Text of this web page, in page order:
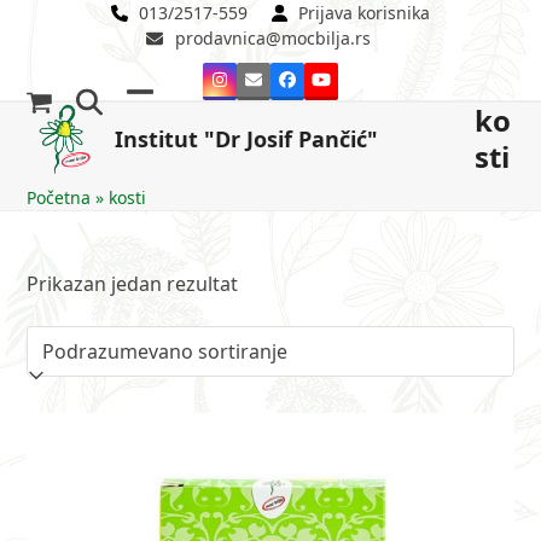
013/2517-559
Prijava korisnika
prodavnica@mocbilja.rs
Instagram
EmailFacebookYouTube
Institut "Dr Josif Pančić"
mobile
menu
mobile
menu
ko
sti
Početna » kosti
Prikazan jedan rezultat